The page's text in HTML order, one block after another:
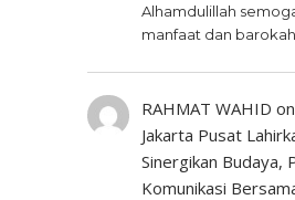
Alhamdulillah
manfaat dan barokah
RAHMAT WAHID on
Jakarta Pusat
Sinergikan Budaya,
Komunikasi